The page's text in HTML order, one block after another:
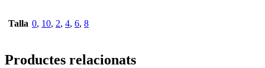
Talla 0, 10, 2, 4, 6, 8
Productes relacionats